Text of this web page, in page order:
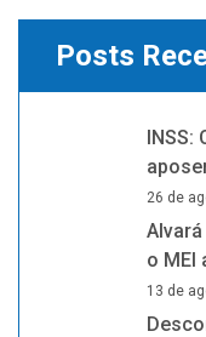
Posts
INSS:
26 de
o MEI
13 de